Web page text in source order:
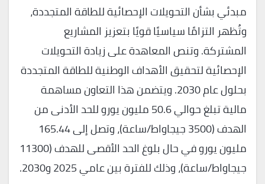
مبدئي بشأن التحويلات الإحصائية للطاقة المتجددة،
وتُظهر التزامًا سياسيًا قويًا بتعزيز المشاريع
المشتركة. وتنص المعاهدة على زيادة التحويلات
الإحصائية لتحقيق الأهداف الوطنية للطاقة المتجددة
بحلول عام 2030. ويتضمن هذا التعاون مساهمة
مالية تبلغ حوالي 50.6 مليون يورو للحد الأدنى من
الهدف (3500 جيجاواط/ساعة)، وتصل إلى 165.44
مليون يورو في حال بلوغ الحد الأقصى للهدف (11300
جيجاواط/ساعة)، وذلك للفترة بين عامي 2025 و2030.